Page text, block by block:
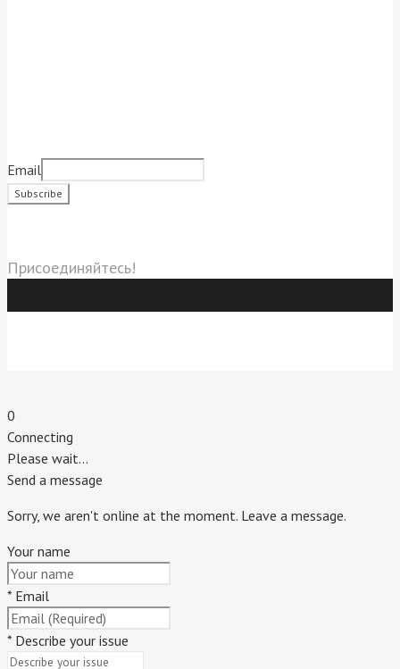
Email
Присоединяйтесь!
0
Connecting
Please wait...
Send a message
Sorry, we aren't online at the moment. Leave a message.
Your name
* Email
* Describe your issue